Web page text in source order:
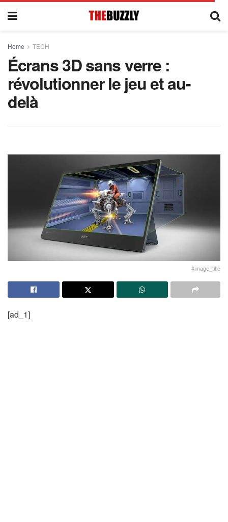
Home TECH
Écrans 3D sans verre :
révolutionner le jeu et au-
delà
#image_title
[ad_1]